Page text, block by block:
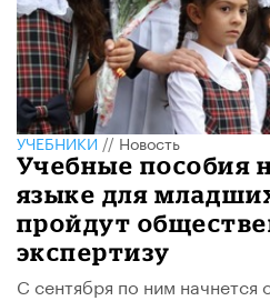
УЧЕБНИКИ//Новость
Учебные пособия
языке для
пройдут
экспертизу
С сентября по ним начнется